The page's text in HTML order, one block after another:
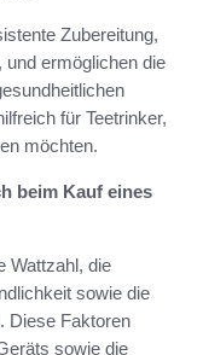
Zubereitung,
und ermöglichen die
für Teetrinker,
möchten.
beim Kauf eines
Wattzahl, die
sowie die
Diese Faktoren
sowie die